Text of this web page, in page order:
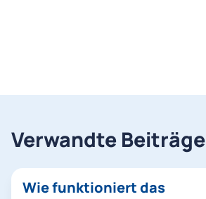
Verwandte Beiträge
Wie funktioniert das